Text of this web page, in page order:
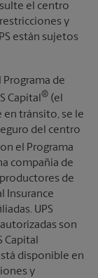
el centro
y
están sujetos
Programa de
Capital® (el
en tránsito, se le
del centro
el Programa
compañía de
de
Insurance
UPS
son
Capital
disponible en
y